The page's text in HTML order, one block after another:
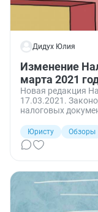
Дидух Юлия
Изменение
марта 2021
Новая редакция
17.03.2021.
налоговых
обжалования
России.
Юристу
Обзоры